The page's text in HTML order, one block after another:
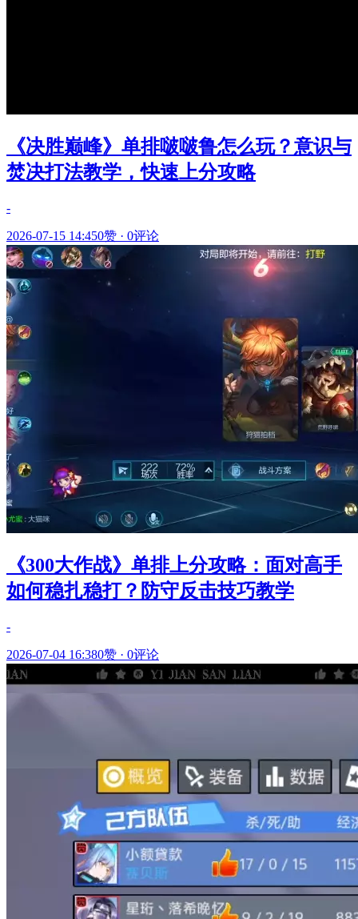
《决胜巅峰》单排啵啵鲁怎么玩？意识与
焚决打法教学，快速上分攻略
-
2026-07-15 14:450赞 · 0评论
《300大作战》单排上分攻略：面对高手
如何稳扎稳打？防守反击技巧教学
-
2026-07-04 16:380赞 · 0评论